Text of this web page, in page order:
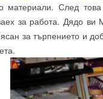
материали. След
за работа. Дядо
за търпението и